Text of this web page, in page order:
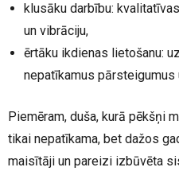
klusāku darbību:
un vibrāciju,
ērtāku ikdienas lietošanu:
nepatīkamus pārsteigumus
Piemēram, duša, kurā pēkšņi
tikai nepatīkama, bet dažos
maisītāji un pareizi izbūvēta